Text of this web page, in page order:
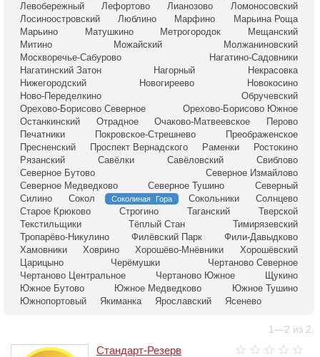
Левобережный
Лефортово Лианозово
Ломоносовский
Лосиноостровский
Люблино Марфино
Марьина Роща
Марьино
Матушкино Метрогородок
Мещанский
Митино
Можайский
Молжаниновский
Москворечье-Сабурово
Нагатино-Садовники
Нагатинский Затон
Нагорный
Некрасовка
Нижегородский
Новогиреево
Новокосино
Ново-Переделкино
Обручевский
Орехово-Борисово Северное
Орехово-Борисово Южное
Останкинский
Отрадное Очаково-Матвеевское
Перово
Печатники
Покровское-Стрешнево
Преображенское
Пресненский
Проспект Вернадского Раменки
Ростокино
Рязанский
Савёлки Савёловский
Свиблово
Северное Бутово
Северное Измайлово
Северное Медведково
Северное Тушино
Северный
Силино
Сокол Соколиная Гора Сокольники
Солнцево
Старое Крюково
Строгино Таганский
Тверской
Текстильщики
Тёплый Стан
Тимирязевский
Тропарёво-Никулино
Филёвский Парк
Фили-Давыдково
Хамовники
Ховрино Хорошёво-Мнёвники
Хорошёвский
Царицыно
Черёмушки
Чертаново Северное
Чертаново Центральное
Чертаново Южное
Щукино
Южное Бутово
Южное Медведково
Южное Тушино
Южнопортовый
Якиманка Ярославский Ясенево
1—2 из 2.
Стандарт-Резерв